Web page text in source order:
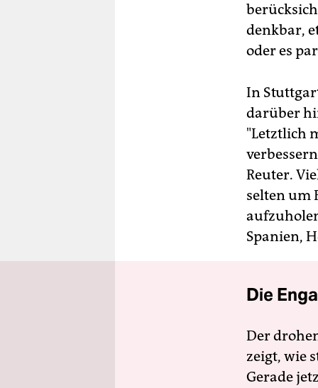
denkbar,
oder es
In
darüber
"Letztlich
Reuter.
selten um
Spanien,
Die
Der
zeigt, wie
Gerade